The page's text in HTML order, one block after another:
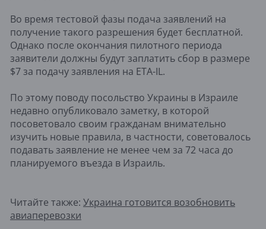
Во время тестовой фазы подача заявлений на
получение такого разрешения будет бесплатной.
Однако после окончания пилотного периода
заявители должны будут заплатить сбор в размере
$7 за подачу заявления на ETA-IL.
По этому поводу посольство Украины в Израиле
недавно опубликовало заметку, в которой
посоветовало своим гражданам внимательно
изучить новые правила, в частности, советовалось
подавать заявление не менее чем за 72 часа до
планируемого въезда в Израиль.
Читайте также: Украина готовится возобновить
авиаперевозки